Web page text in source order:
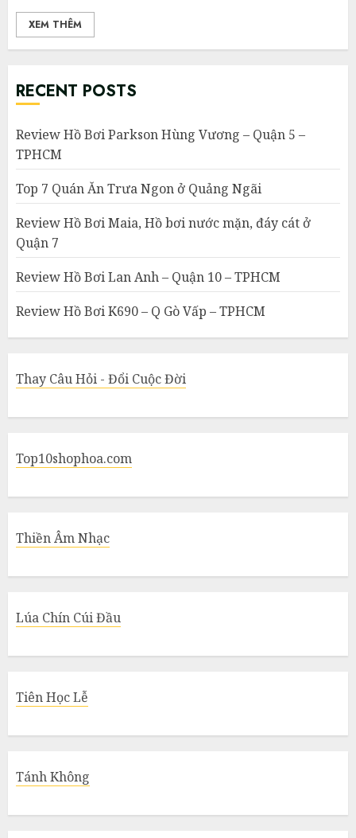
XEM THÊM
RECENT POSTS
Review Hồ Bơi Parkson Hùng Vương – Quận 5 –
TPHCM
Top 7 Quán Ăn Trưa Ngon ở Quảng Ngãi
Review Hồ Bơi Maia, Hồ bơi nước mặn, đáy cát ở
Quận 7
Review Hồ Bơi Lan Anh – Quận 10 – TPHCM
Review Hồ Bơi K690 – Q Gò Vấp – TPHCM
Thay Câu Hỏi - Đổi Cuộc Đời
Top10shophoa.com
Thiền Âm Nhạc
Lúa Chín Cúi Đầu
Tiên Học Lễ
Tánh Không